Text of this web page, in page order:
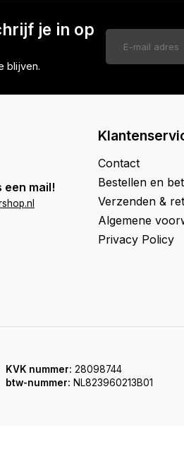
je in op
blijven.
een mail!
Contact
Bestellen en
Verzenden &
Algemene
Privacy Policy
KVK nummer: 28098744
btw-nummer: NL823960213B01